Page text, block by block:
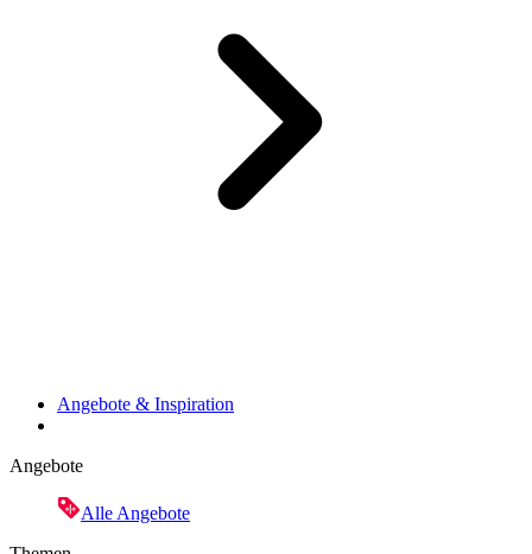
Angebote & Inspiration
Angebote
Alle Angebote